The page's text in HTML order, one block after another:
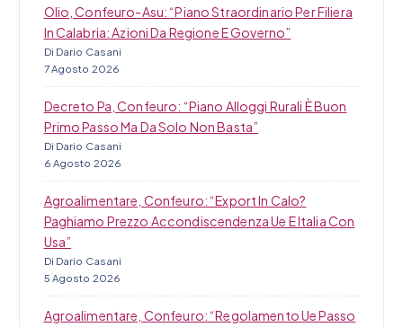
Olio, Confeuro-Asu: “Piano Straordinario Per Filiera
In Calabria: Azioni Da Regione E Governo”
Di Dario Casani
7 Agosto 2026
Decreto Pa, Confeuro: “Piano Alloggi Rurali È Buon
Primo Passo Ma Da Solo Non Basta”
Di Dario Casani
6 Agosto 2026
Agroalimentare, Confeuro: “Export In Calo?
Paghiamo Prezzo Accondiscendenza Ue E Italia Con
Usa”
Di Dario Casani
5 Agosto 2026
Agroalimentare, Confeuro: “Regolamento Ue Passo